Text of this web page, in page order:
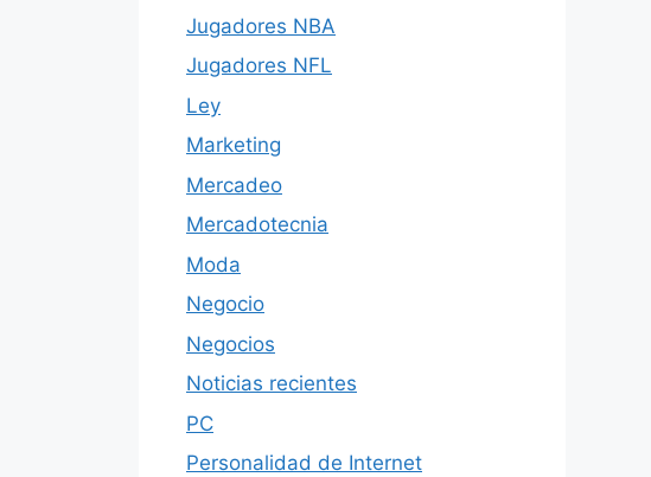
Jugadores NBA
Jugadores NFL
Ley
Marketing
Mercadeo
Mercadotecnia
Moda
Negocio
Negocios
Noticias recientes
PC
Personalidad de Internet